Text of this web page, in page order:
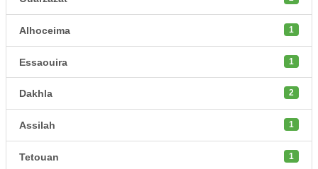
Alhoceima 1
Essaouira 1
Dakhla 2
Assilah 1
Tetouan 1